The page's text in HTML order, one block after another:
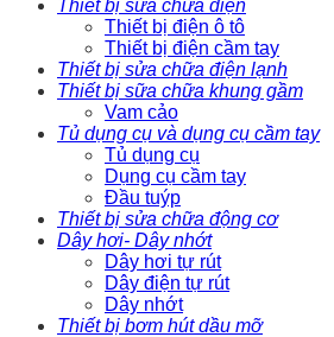
Thiết bị sữa chữa điện
Thiết bị điện ô tô
Thiết bị điện cầm tay
Thiết bị sửa chữa điện lạnh
Thiết bị sữa chữa khung gầm
Vam cảo
Tủ dụng cụ và dụng cụ cầm tay
Tủ dụng cụ
Dụng cụ cầm tay
Đầu tuýp
Thiết bị sửa chữa động cơ
Dây hơi- Dây nhớt
Dây hơi tự rút
Dây điện tự rút
Dây nhớt
Thiết bị bơm hút dầu mỡ